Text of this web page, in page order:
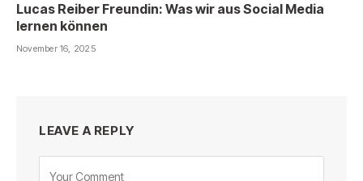
Lucas Reiber Freundin: Was wir aus Social Media
lernen können
November 16, 2025
LEAVE A REPLY